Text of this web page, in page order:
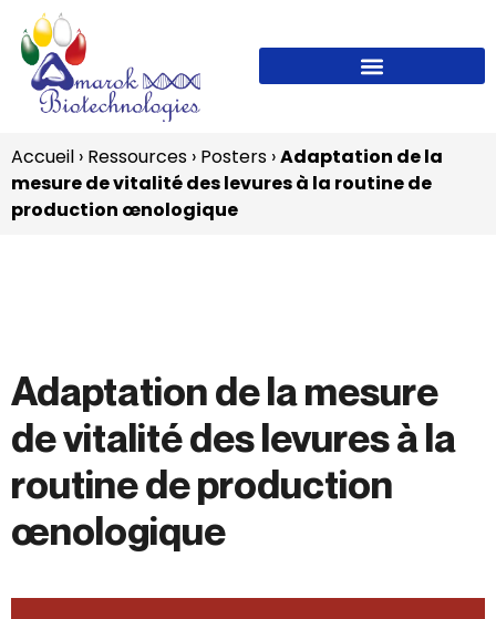
Accueil › Ressources › Posters ›Adaptation de la
mesure de vitalité des levures à la routine de
production œnologique
Adaptation de la mesure
de vitalité des levures à la
routine de production
œnologique